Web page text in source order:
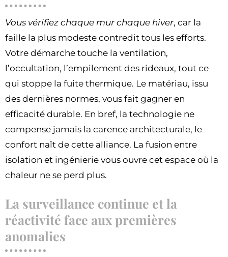
Vous vérifiez chaque mur chaque hiver, car la
faille la plus modeste contredit tous les efforts.
Votre démarche touche la ventilation,
l’occultation, l’empilement des rideaux, tout ce
qui stoppe la fuite thermique. Le matériau, issu
des dernières normes, vous fait gagner en
efficacité durable. En bref, la technologie ne
compense jamais la carence architecturale, le
confort naît de cette alliance. La fusion entre
isolation et ingénierie vous ouvre cet espace où la
chaleur ne se perd plus.
La surveillance continue et la
réactivité face aux premières
anomalies